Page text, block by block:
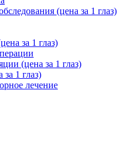
(цена за 1 глаз)
за 1 глаз)
(цена за 1 глаз)
1 глаз)
лечение